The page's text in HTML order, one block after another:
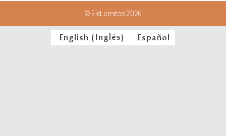
© EleLomitos 2026
English ( Inglés) Español